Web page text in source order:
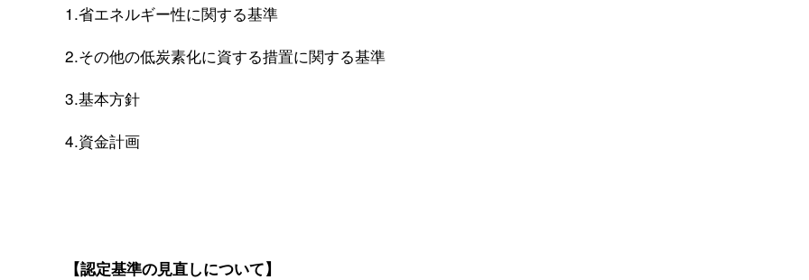
1.省エネルギー性に関する基準
2.その他の低炭素化に資する措置に関する基準
3.基本方針
4.資金計画
【認定基準の見直しについて】